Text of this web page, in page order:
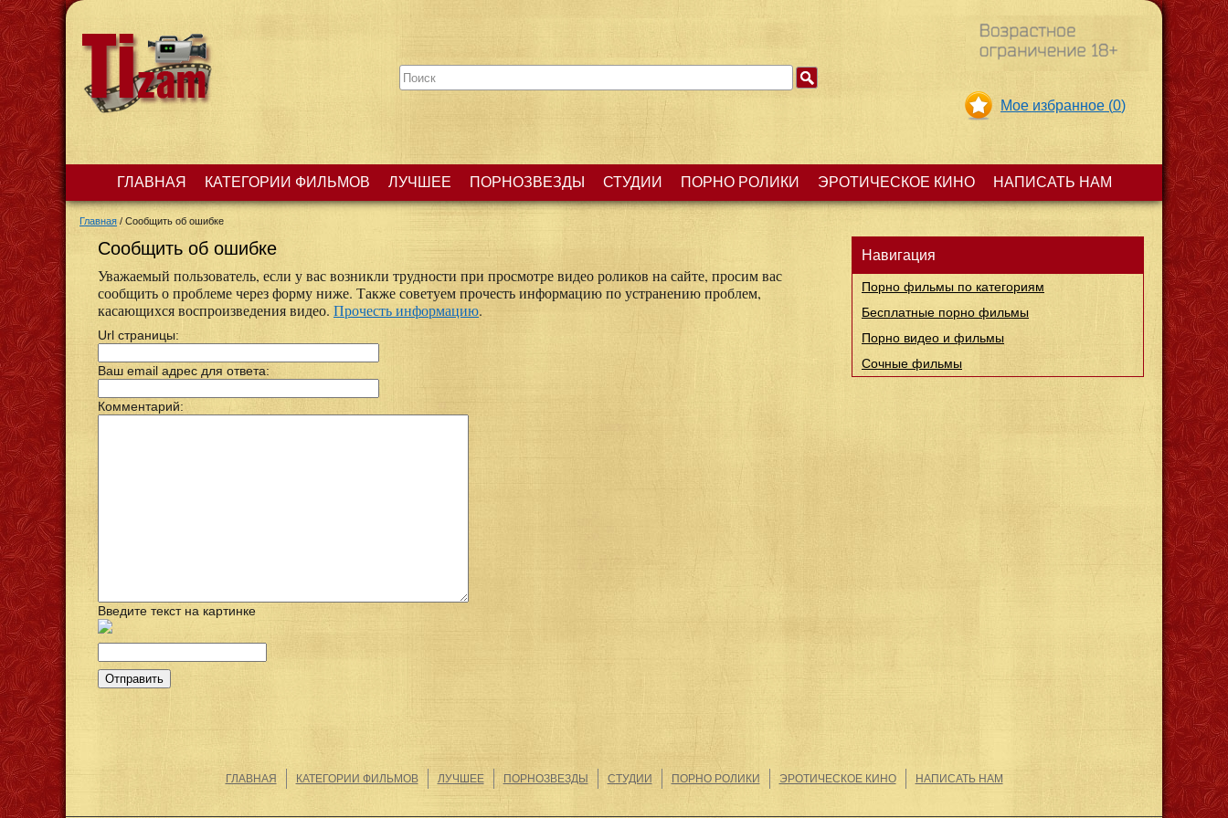
Мое избранное (0)
ГЛАВНАЯ КАТЕГОРИИ ФИЛЬМОВ ЛУЧШЕЕ ПОРНОЗВЕЗДЫ СТУДИИ ПОРНО РОЛИКИ ЭРОТИЧЕСКОЕ КИНО НАПИСАТЬ НАМ
Главная / Сообщить об ошибке
Сообщить об ошибке
Уважаемый пользователь, если у вас возникли трудности при просмотре видео роликов на сайте, просим вас
сообщить о проблеме через форму ниже. Также советуем прочесть информацию по устранению проблем,
касающихся воспроизведения видео. Прочесть информацию.
Url страницы:
Ваш email адрес для ответа:
Комментарий:
Введите текст на картинке
Навигация
Порно фильмы по категориям
Бесплатные порно фильмы
Порно видео и фильмы
Сочные фильмы
ГЛАВНАЯ КАТЕГОРИИ ФИЛЬМОВ ЛУЧШЕЕ ПОРНОЗВЕЗДЫ СТУДИИ ПОРНО РОЛИКИ ЭРОТИЧЕСКОЕ КИНО НАПИСАТЬ НАМ
🔥Наташа - 300м. от
✅Хочу Куни, готова
"СЛУЖИТЬ"